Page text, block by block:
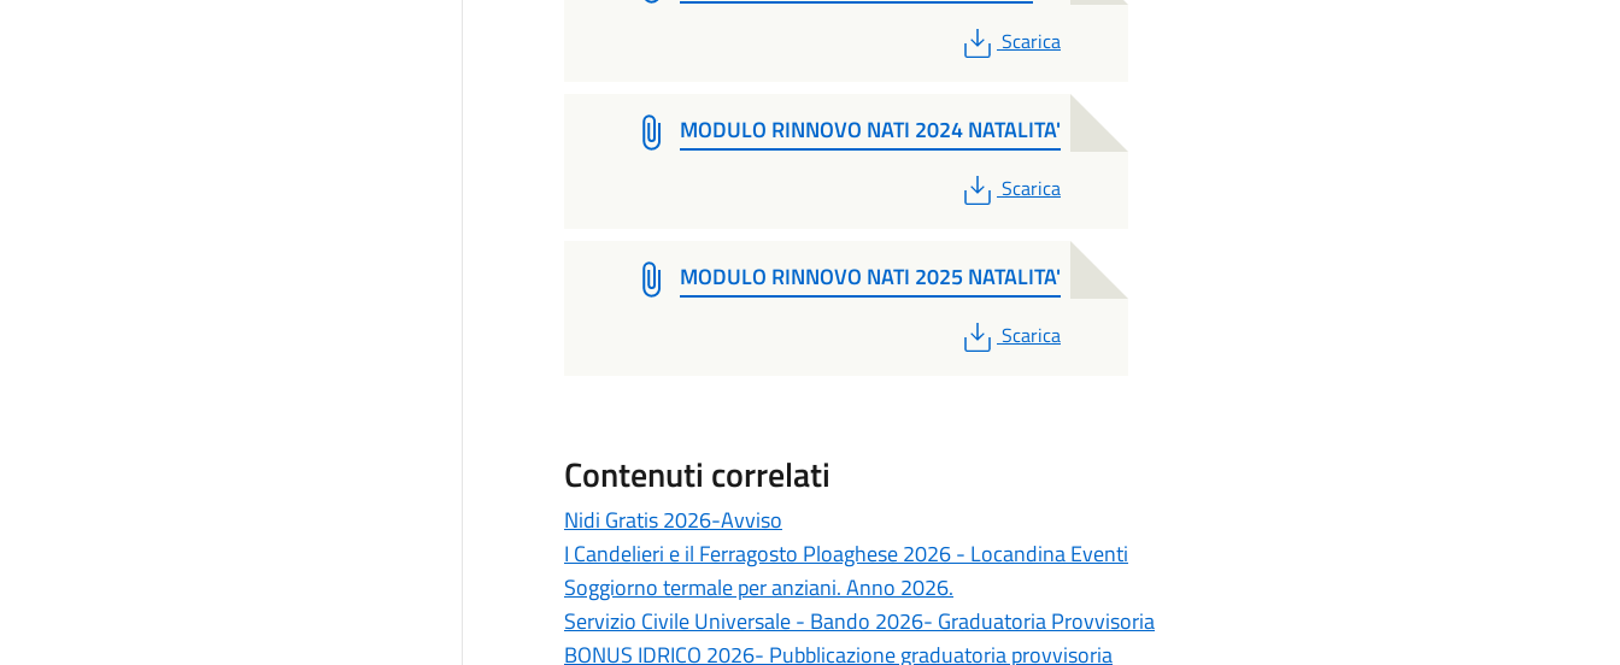
PDF
Scarica
MODULO RINNOVO NATI 2024 NATALITA'
PDF
Scarica
MODULO RINNOVO NATI 2025 NATALITA'
PDF
Scarica
Contenuti correlati
Nidi Gratis 2026-Avviso
I Candelieri e il Ferragosto Ploaghese 2026 - Locandina Eventi
Soggiorno termale per anziani. Anno 2026.
Servizio Civile Universale - Bando 2026- Graduatoria Provvisoria
BONUS IDRICO 2026- Pubblicazione graduatoria provvisoria